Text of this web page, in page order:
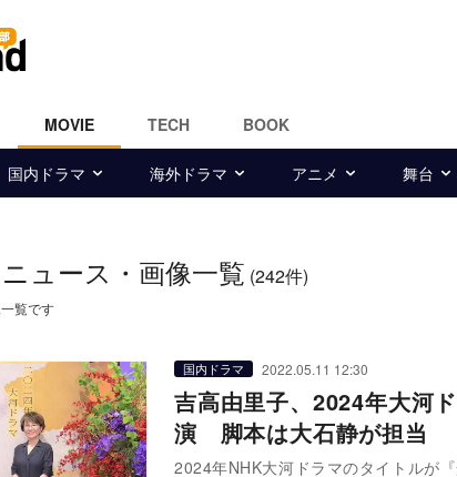
MOVIE TECH BOOK
国内ドラマ 海外ドラマ アニメ 舞台
ュース・画像一覧 (242件)
覧です
国内ドラマ 2022.05.11 12:30
吉高由里子、2024年大河
演 脚本は大石静が担当
2024年NHK大河ドラマのタイトルが